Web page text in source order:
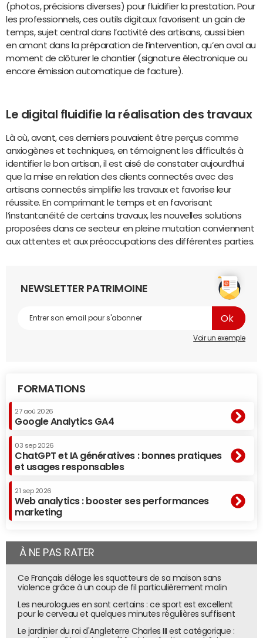
(photos, précisions diverses) pour fluidifier la prestation. Pour
les professionnels, ces outils digitaux favorisent un gain de
temps, sujet central dans l’activité des artisans, aussi bien
en amont dans la préparation de l’intervention, qu’en aval au
moment de clôturer le chantier (signature électronique ou
encore émission automatique de facture).
Le digital fluidifie la réalisation des travaux
Là où, avant, ces derniers pouvaient être perçus comme
anxiogènes et techniques, en témoignent les difficultés à
identifier le bon artisan, il est aisé de constater aujourd’hui
que la mise en relation des clients connectés avec des
artisans connectés simplifie les travaux et favorise leur
réussite. En comprimant le temps et en favorisant
l’instantanéité de certains travaux, les nouvelles solutions
proposées dans ce secteur en pleine mutation conviennent
aux attentes et aux préoccupations des différentes parties.
NEWSLETTER PATRIMOINE
Voir un exemple
FORMATIONS
27 aoû 2026
Google Analytics GA4
03 sep 2026
ChatGPT et IA génératives : bonnes pratiques
et usages responsables
21 sep 2026
Web analytics : booster ses performances
marketing
À NE PAS RATER
Ce Français déloge les squatteurs de sa maison sans
violence grâce à un coup de fil particulièrement malin
Les neurologues en sont certains : ce sport est excellent
pour le cerveau et quelques minutes régulières suffisent
Le jardinier du roi d'Angleterre Charles III est catégorique :